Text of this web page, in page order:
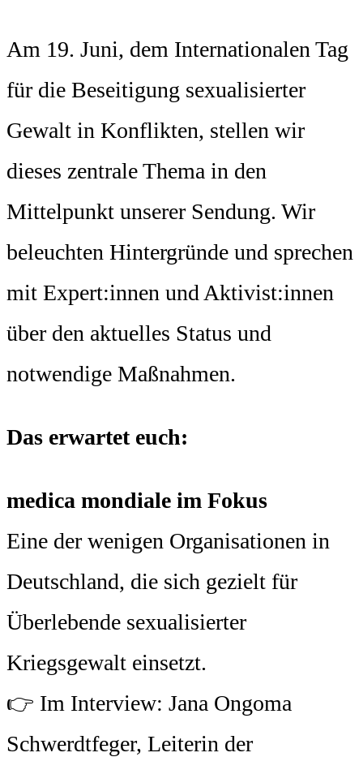
Am 19. Juni, dem Internationalen Tag
für die Beseitigung sexualisierter
Gewalt in Konflikten, stellen wir
dieses zentrale Thema in den
Mittelpunkt unserer Sendung. Wir
beleuchten Hintergründe und sprechen
mit Expert:innen und Aktivist:innen
über den aktuelles Status und
notwendige Maßnahmen.
Das erwartet euch:
medica mondiale im Fokus
Eine der wenigen Organisationen in
Deutschland, die sich gezielt für
Überlebende sexualisierter
Kriegsgewalt einsetzt.
👉 Im Interview: Jana Ongoma
Schwerdtfeger, Leiterin der